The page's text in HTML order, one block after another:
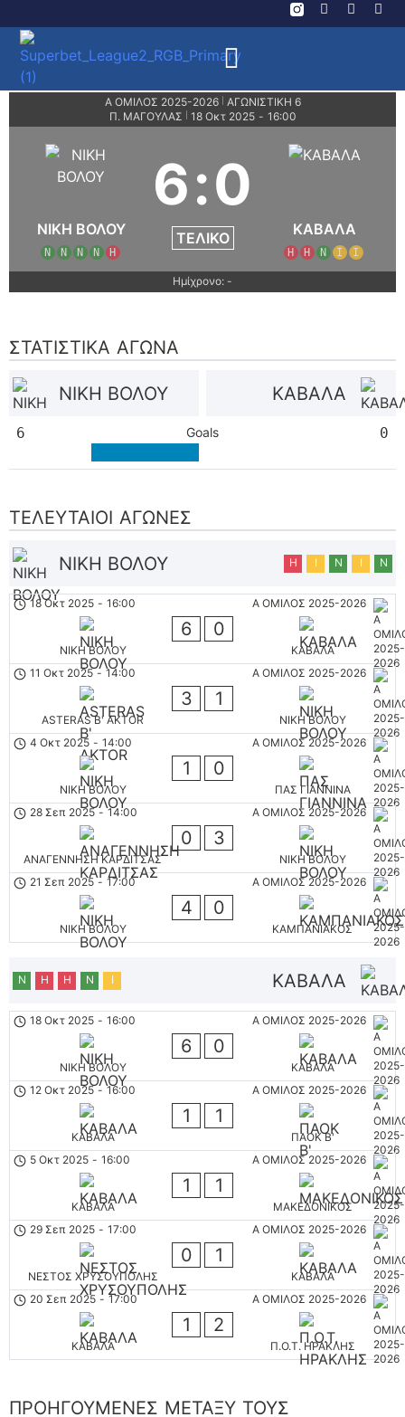
Α ΟΜΙΛΟΣ 2025-2026
ΑΓΩΝΙΣΤΙΚΗ 6
Π. ΜΑΓΟΥΛΑΣ
18 Οκτ 2025 - 16:00
ΝΙΚΗ ΒΟΛΟΥ
Ν Ν Ν Ν Η
6:0
ΤΕΛΙΚΌ ΚΑΒΑΛΑ
Η Η Ν Ι Ι
Ημίχρονο: -
ΣΤΑΤΙΣΤΙΚΆ ΑΓΏΝΑ
ΝΙΚΗ ΒΟΛΟΥ ΚΑΒΑΛΑ
6 Goals 0
ΤΕΛΕΥΤΑΊΟΙ ΑΓΏΝΕΣ
ΝΙΚΗ ΒΟΛΟΥ Η Ι Ν Ι Ν
Α ΟΜΙΛΟΣ 2025-2026
18 Οκτ 2025 - 16:00
ΝΙΚΗ ΒΟΛΟΥ
6 0
ΚΑΒΑΛΑ
Α ΟΜΙΛΟΣ 2025-2026
11 Οκτ 2025 - 14:00
ASTERAS B' AKTOR
3 1
ΝΙΚΗ ΒΟΛΟΥ
Α ΟΜΙΛΟΣ 2025-2026
4 Οκτ 2025 - 14:00
ΝΙΚΗ ΒΟΛΟΥ
1 0
ΠΑΣ ΓΙΑΝΝΙΝΑ
Α ΟΜΙΛΟΣ 2025-2026
28 Σεπ 2025 - 14:00
ΑΝΑΓΕΝΝΗΣΗ ΚΑΡΔΙΤΣΑΣ
0 3
ΝΙΚΗ ΒΟΛΟΥ
Α ΟΜΙΛΟΣ 2025-2026
21 Σεπ 2025 - 17:00
ΝΙΚΗ ΒΟΛΟΥ
4 0
ΚΑΜΠΑΝΙΑΚΟΣ
ΚΑΒΑΛΑ
Ν Η Η Ν Ι
Α ΟΜΙΛΟΣ 2025-2026
18 Οκτ 2025 - 16:00
ΝΙΚΗ ΒΟΛΟΥ
6 0
ΚΑΒΑΛΑ
Α ΟΜΙΛΟΣ 2025-2026
12 Οκτ 2025 - 16:00
ΚΑΒΑΛΑ
1 1
ΠΑΟΚ Β'
Α ΟΜΙΛΟΣ 2025-2026
5 Οκτ 2025 - 16:00
ΚΑΒΑΛΑ
1 1
ΜΑΚΕΔΟΝΙΚΟΣ
Α ΟΜΙΛΟΣ 2025-2026
29 Σεπ 2025 - 17:00
ΝΕΣΤΟΣ ΧΡΥΣΟΥΠΟΛΗΣ
0 1
ΚΑΒΑΛΑ
Α ΟΜΙΛΟΣ 2025-2026
20 Σεπ 2025 - 17:00
ΚΑΒΑΛΑ
1 2
Π.Ο.Τ. ΗΡΑΚΛΗΣ
ΠΡΟΗΓΟΎΜΕΝΕΣ ΜΕΤΑΞΎ ΤΟΥΣ